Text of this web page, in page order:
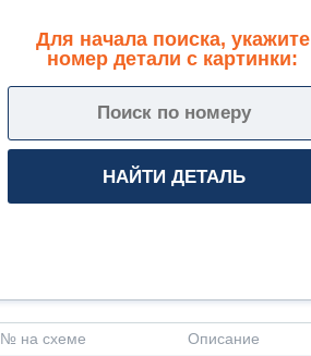
Для начала поиска, укажите
номер детали с картинки:
№ на схеме Описание